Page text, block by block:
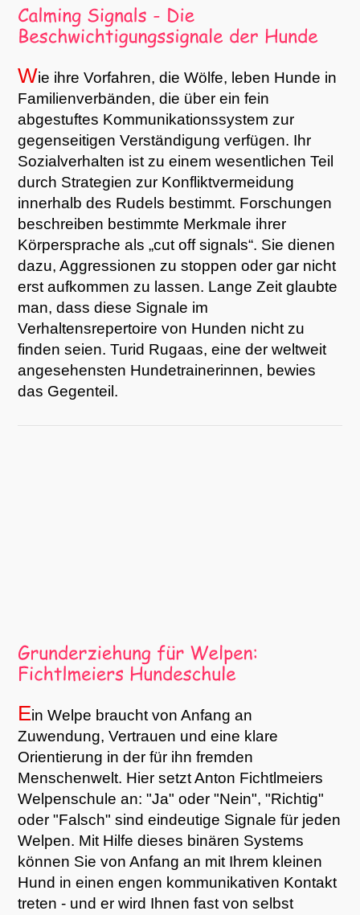
Wie ihre Vorfahren, die Wölfe, leben Hunde in
Familienverbänden, die über ein fein
abgestuftes Kommunikationssystem zur
gegenseitigen Verständigung verfügen. Ihr
Sozialverhalten ist zu einem wesentlichen Teil
durch Strategien zur Konfliktvermeidung
innerhalb des Rudels bestimmt. Forschungen
beschreiben bestimmte Merkmale ihrer
Körpersprache als „cut off signals“. Sie dienen
dazu, Aggressionen zu stoppen oder gar nicht
erst aufkommen zu lassen. Lange Zeit glaubte
man, dass diese Signale im
Verhaltensrepertoire von Hunden nicht zu
finden seien. Turid Rugaas, eine der weltweit
angesehensten Hundetrainerinnen, bewies
das Gegenteil.
Ein Welpe braucht von Anfang an
Zuwendung, Vertrauen und eine klare
Orientierung in der für ihn fremden
Menschenwelt. Hier setzt Anton Fichtlmeiers
Welpenschule an: "Ja" oder "Nein", "Richtig"
oder "Falsch" sind eindeutige Signale für jeden
Welpen. Mit Hilfe dieses binären Systems
können Sie von Anfang an mit Ihrem kleinen
Hund in einen engen kommunikativen Kontakt
treten - und er wird Ihnen fast von selbst